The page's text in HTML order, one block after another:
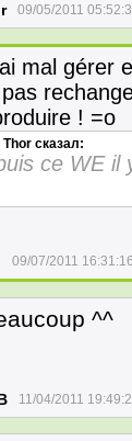
09/05/2011
mal gérer
! =o
Thor сказал:
ce WE il
09/07/2011 16:31:16
^^
11/04/2011